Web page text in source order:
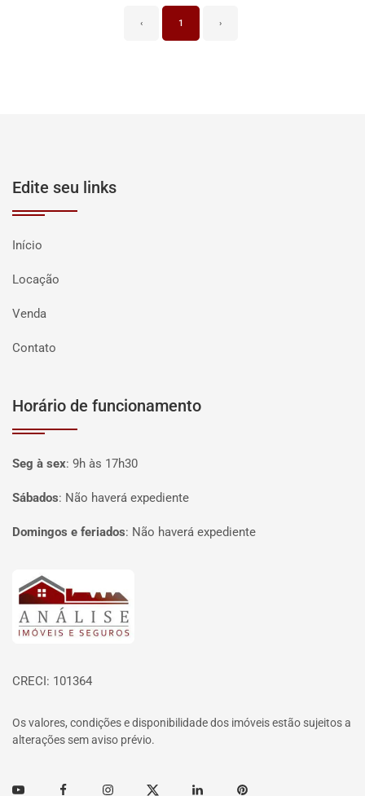
‹ 1 ›
Edite seu links
Início
Locação
Venda
Contato
Horário de funcionamento
Seg à sex: 9h às 17h30
Sábados: Não haverá expediente
Domingos e feriados: Não haverá expediente
Página inicial
CRECI: 101364
Os valores, condições e disponibilidade dos imóveis estão sujeitos a
alterações sem aviso prévio.
Youtube FacebookInstagramTwitter Linkedin Pinterest